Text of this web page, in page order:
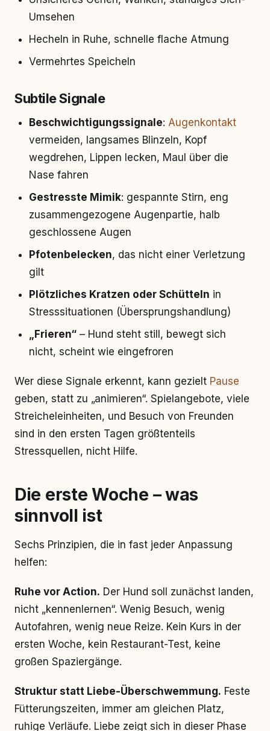
Umsehen
Hecheln in Ruhe, schnelle flache Atmung
Vermehrtes Speicheln
Subtile Signale
Beschwichtigungssignale: Augenkontakt
vermeiden, langsames Blinzeln, Kopf
wegdrehen, Lippen lecken, Maul über die
Nase fahren
Gestresste Mimik: gespannte Stirn, eng
zusammengezogene Augenpartie, halb
geschlossene Augen
Pfotenbelecken, das nicht einer Verletzung
gilt
Plötzliches Kratzen oder Schütteln in
Stresssituationen (Übersprungshandlung)
„Frieren“ – Hund steht still, bewegt sich
nicht, scheint wie eingefroren
Wer diese Signale erkennt, kann gezielt Pause
geben, statt zu „animieren“. Spielangebote, viele
Streicheleinheiten, und Besuch von Freunden
sind in den ersten Tagen größtenteils
Stressquellen, nicht Hilfe.
Die erste Woche – was
sinnvoll ist
Sechs Prinzipien, die in fast jeder Anpassung
helfen:
Ruhe vor Action. Der Hund soll zunächst landen,
nicht „kennenlernen“. Wenig Besuch, wenig
Autofahren, wenig neue Reize. Kein Kurs in der
ersten Woche, kein Restaurant-Test, keine
großen Spaziergänge.
Struktur statt Liebe-Überschwemmung. Feste
Fütterungszeiten, immer am gleichen Platz,
ruhige Verläufe. Liebe zeigt sich in dieser Phase